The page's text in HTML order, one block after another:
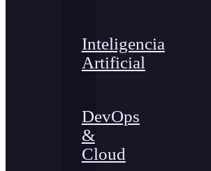
Inteligencia
Artificial
DevOps
&
Cloud